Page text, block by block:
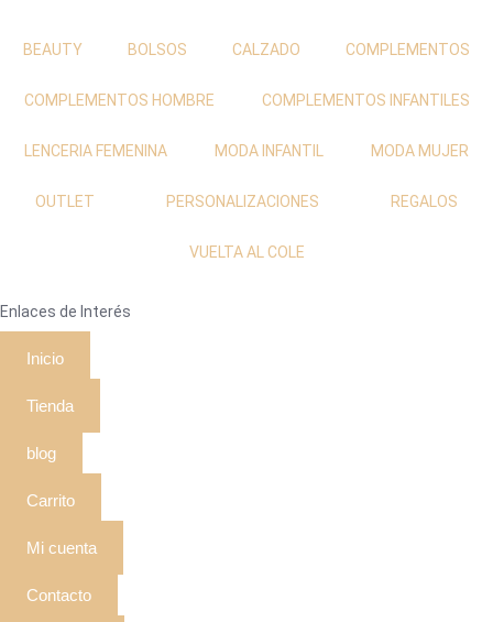
BEAUTY BOLSOS CALZADO COMPLEMENTOS
COMPLEMENTOS HOMBRE COMPLEMENTOS INFANTILES
LENCERIA FEMENINA MODA INFANTIL MODA MUJER
OUTLET PERSONALIZACIONES REGALOS
VUELTA AL COLE
Enlaces de Interés
Inicio
Tienda
blog
Carrito
Mi cuenta
Contacto